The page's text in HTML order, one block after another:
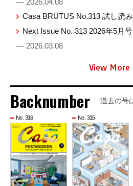
— 2026.04.08
Casa BRUTUS No.313 試し読
Next Issue No. 313 2026年5月
— 2026.03.08
View More
Backnumber 過去の号
No. 316 No. 315